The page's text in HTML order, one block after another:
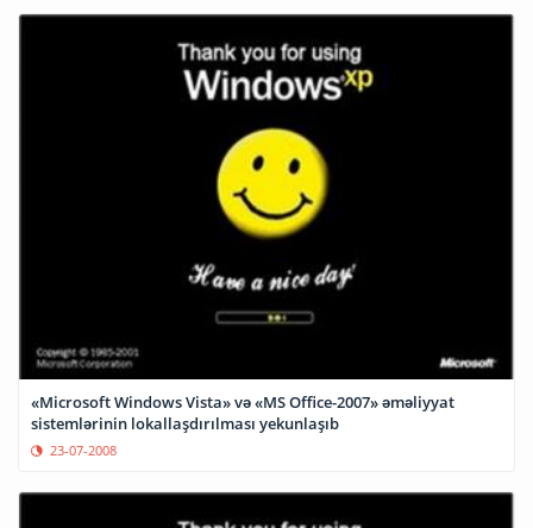
«Microsoft Windows Vista» və «MS Office-2007» əməliyyat
sistemlərinin lokallaşdırılması yekunlaşıb
23-07-2008